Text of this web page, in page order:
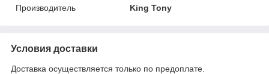
Производитель
King Tony
Условия доставки
Доставка осуществляется только по предоплате.